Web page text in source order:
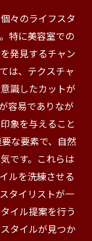
々のライフスタ
特に美容室での
発見するチャン
は、テクスチャ
識したカットが
容易でありなが
象を与えること
な要素で、自然
です。これらは
ルを洗練させる
タイリストが一
イル提案を行う
タイルが見つか